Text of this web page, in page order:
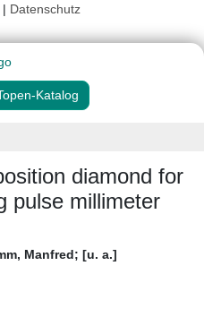
| Datenschutz
Katalog
diamond for
pulse millimeter
Manfred; [u. a.]